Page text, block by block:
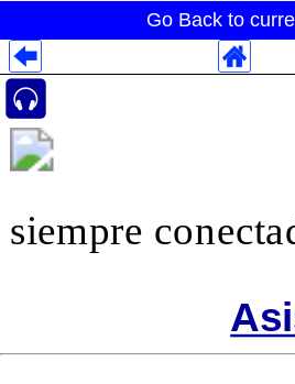
Go Back to
siempre
Despliegues Analytics
Despliegues Totales
Despliegues por Rubros